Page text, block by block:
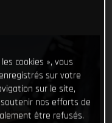
cookies », vous
sur votre
sur le site,
nos efforts de
être refusés.